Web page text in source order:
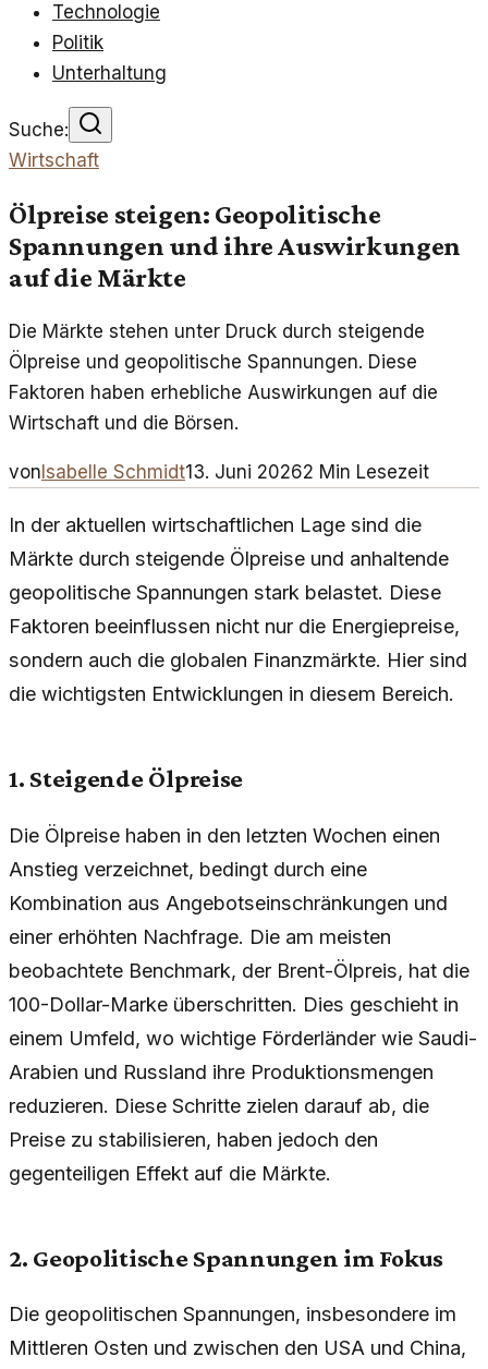
Technologie
Politik
Unterhaltung
Suche:
Wirtschaft
Ölpreise steigen: Geopolitische
Spannungen und ihre Auswirkungen
auf die Märkte
Die Märkte stehen unter Druck durch steigende
Ölpreise und geopolitische Spannungen. Diese
Faktoren haben erhebliche Auswirkungen auf die
Wirtschaft und die Börsen.
von Isabelle Schmidt13. Juni 20262 Min Lesezeit
In der aktuellen wirtschaftlichen Lage sind die
Märkte durch steigende Ölpreise und anhaltende
geopolitische Spannungen stark belastet. Diese
Faktoren beeinflussen nicht nur die Energiepreise,
sondern auch die globalen Finanzmärkte. Hier sind
die wichtigsten Entwicklungen in diesem Bereich.
1. Steigende Ölpreise
Die Ölpreise haben in den letzten Wochen einen
Anstieg verzeichnet, bedingt durch eine
Kombination aus Angebotseinschränkungen und
einer erhöhten Nachfrage. Die am meisten
beobachtete Benchmark, der Brent-Ölpreis, hat die
100-Dollar-Marke überschritten. Dies geschieht in
einem Umfeld, wo wichtige Förderländer wie Saudi-
Arabien und Russland ihre Produktionsmengen
reduzieren. Diese Schritte zielen darauf ab, die
Preise zu stabilisieren, haben jedoch den
gegenteiligen Effekt auf die Märkte.
2. Geopolitische Spannungen im Fokus
Die geopolitischen Spannungen, insbesondere im
Mittleren Osten und zwischen den USA und China,